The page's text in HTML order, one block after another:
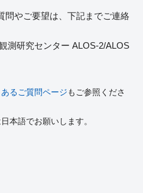
問やご要望は、下記までご連絡
測研究センター ALOS-2/ALOS
あるご質問ページもご参照くださ
本語でお願いします。